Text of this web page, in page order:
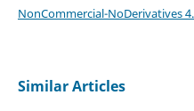
NonCommercial-NoDerivatives
Similar Articles